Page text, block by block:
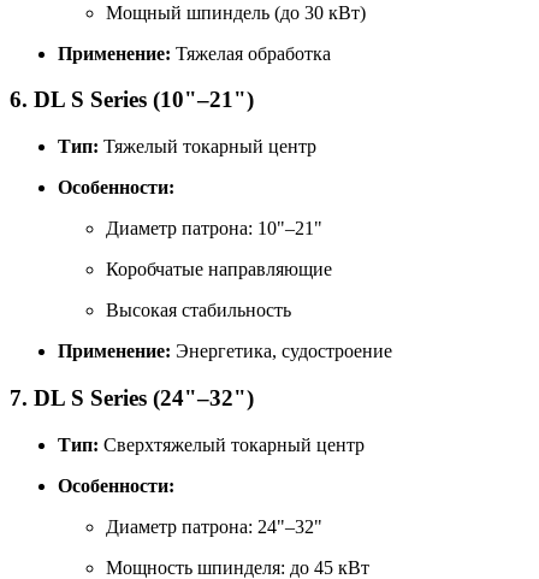
Мощный шпиндель (до 30 кВт)
Применение: Тяжелая обработка
6. DL S Series (10"–21")
Тип: Тяжелый токарный центр
Особенности:
Диаметр патрона: 10"–21"
Коробчатые направляющие
Высокая стабильность
Применение: Энергетика, судостроение
7. DL S Series (24"–32")
Тип: Сверхтяжелый токарный центр
Особенности:
Диаметр патрона: 24"–32"
Мощность шпинделя: до 45 кВт